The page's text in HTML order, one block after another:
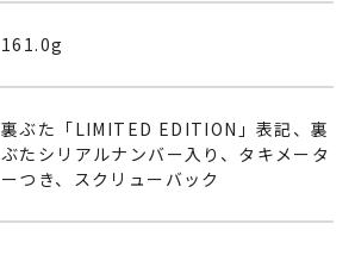
161.0g
裏ぶた「LIMITED EDITION」表記、裏
ぶたシリアルナンバー入り、タキメータ
ーつき、スクリューバック